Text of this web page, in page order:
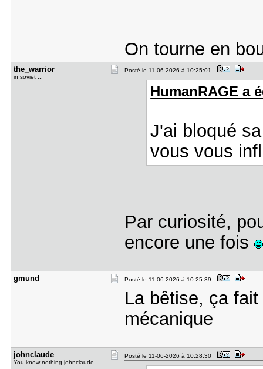
On tourne en
the_warrio​r
in soviet ...
Posté le 11-06-2026 à 10:25:01
HumanRAGE a
J'ai bloqué
vous vous
Par curiosité,
encore une fois
gmund Posté le 11-06-2026 à 10:25:39
La bêtise, ça
mécanique
johnclaude
You know nothing johnclaude
Posté le 11-06-2026 à 10:28:30